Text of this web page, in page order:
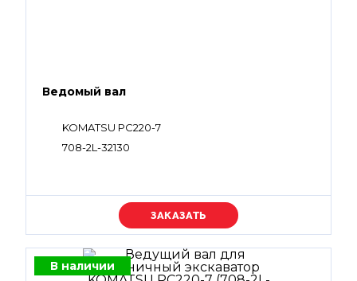
Ведомый вал
KOMATSU PC220-7
708-2L-32130
Уточняйте цену
В наличии